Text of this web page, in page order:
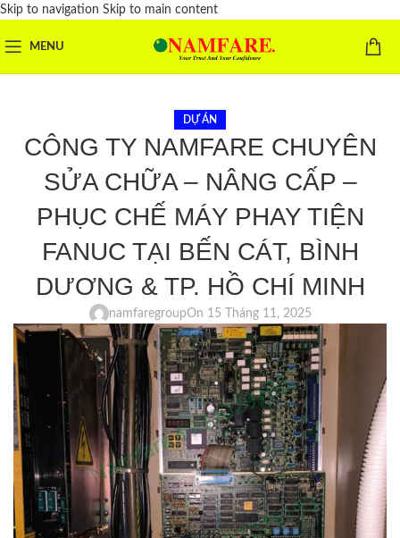
Skip to navigation Skip to main content
MENU
DỰ ÁN
CÔNG TY NAMFARE CHUYÊN
SỬA CHỮA – NÂNG CẤP –
PHỤC CHẾ MÁY PHAY TIỆN
FANUC TẠI BẾN CÁT, BÌNH
DƯƠNG & TP. HỒ CHÍ MINH
namfaregroupOn 15 Tháng 11, 2025